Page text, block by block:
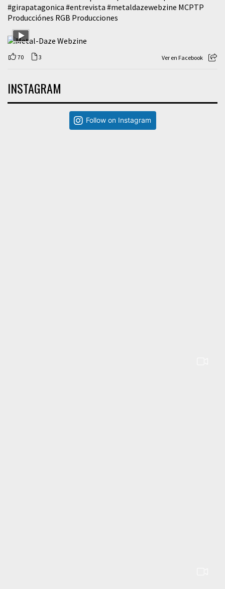
#girapatagonica #entrevista #metaldazewebzine MCPTP
Producciónes RGB Producciones
70 3 Ver en Facebook
INSTAGRAM
Follow on Instagram